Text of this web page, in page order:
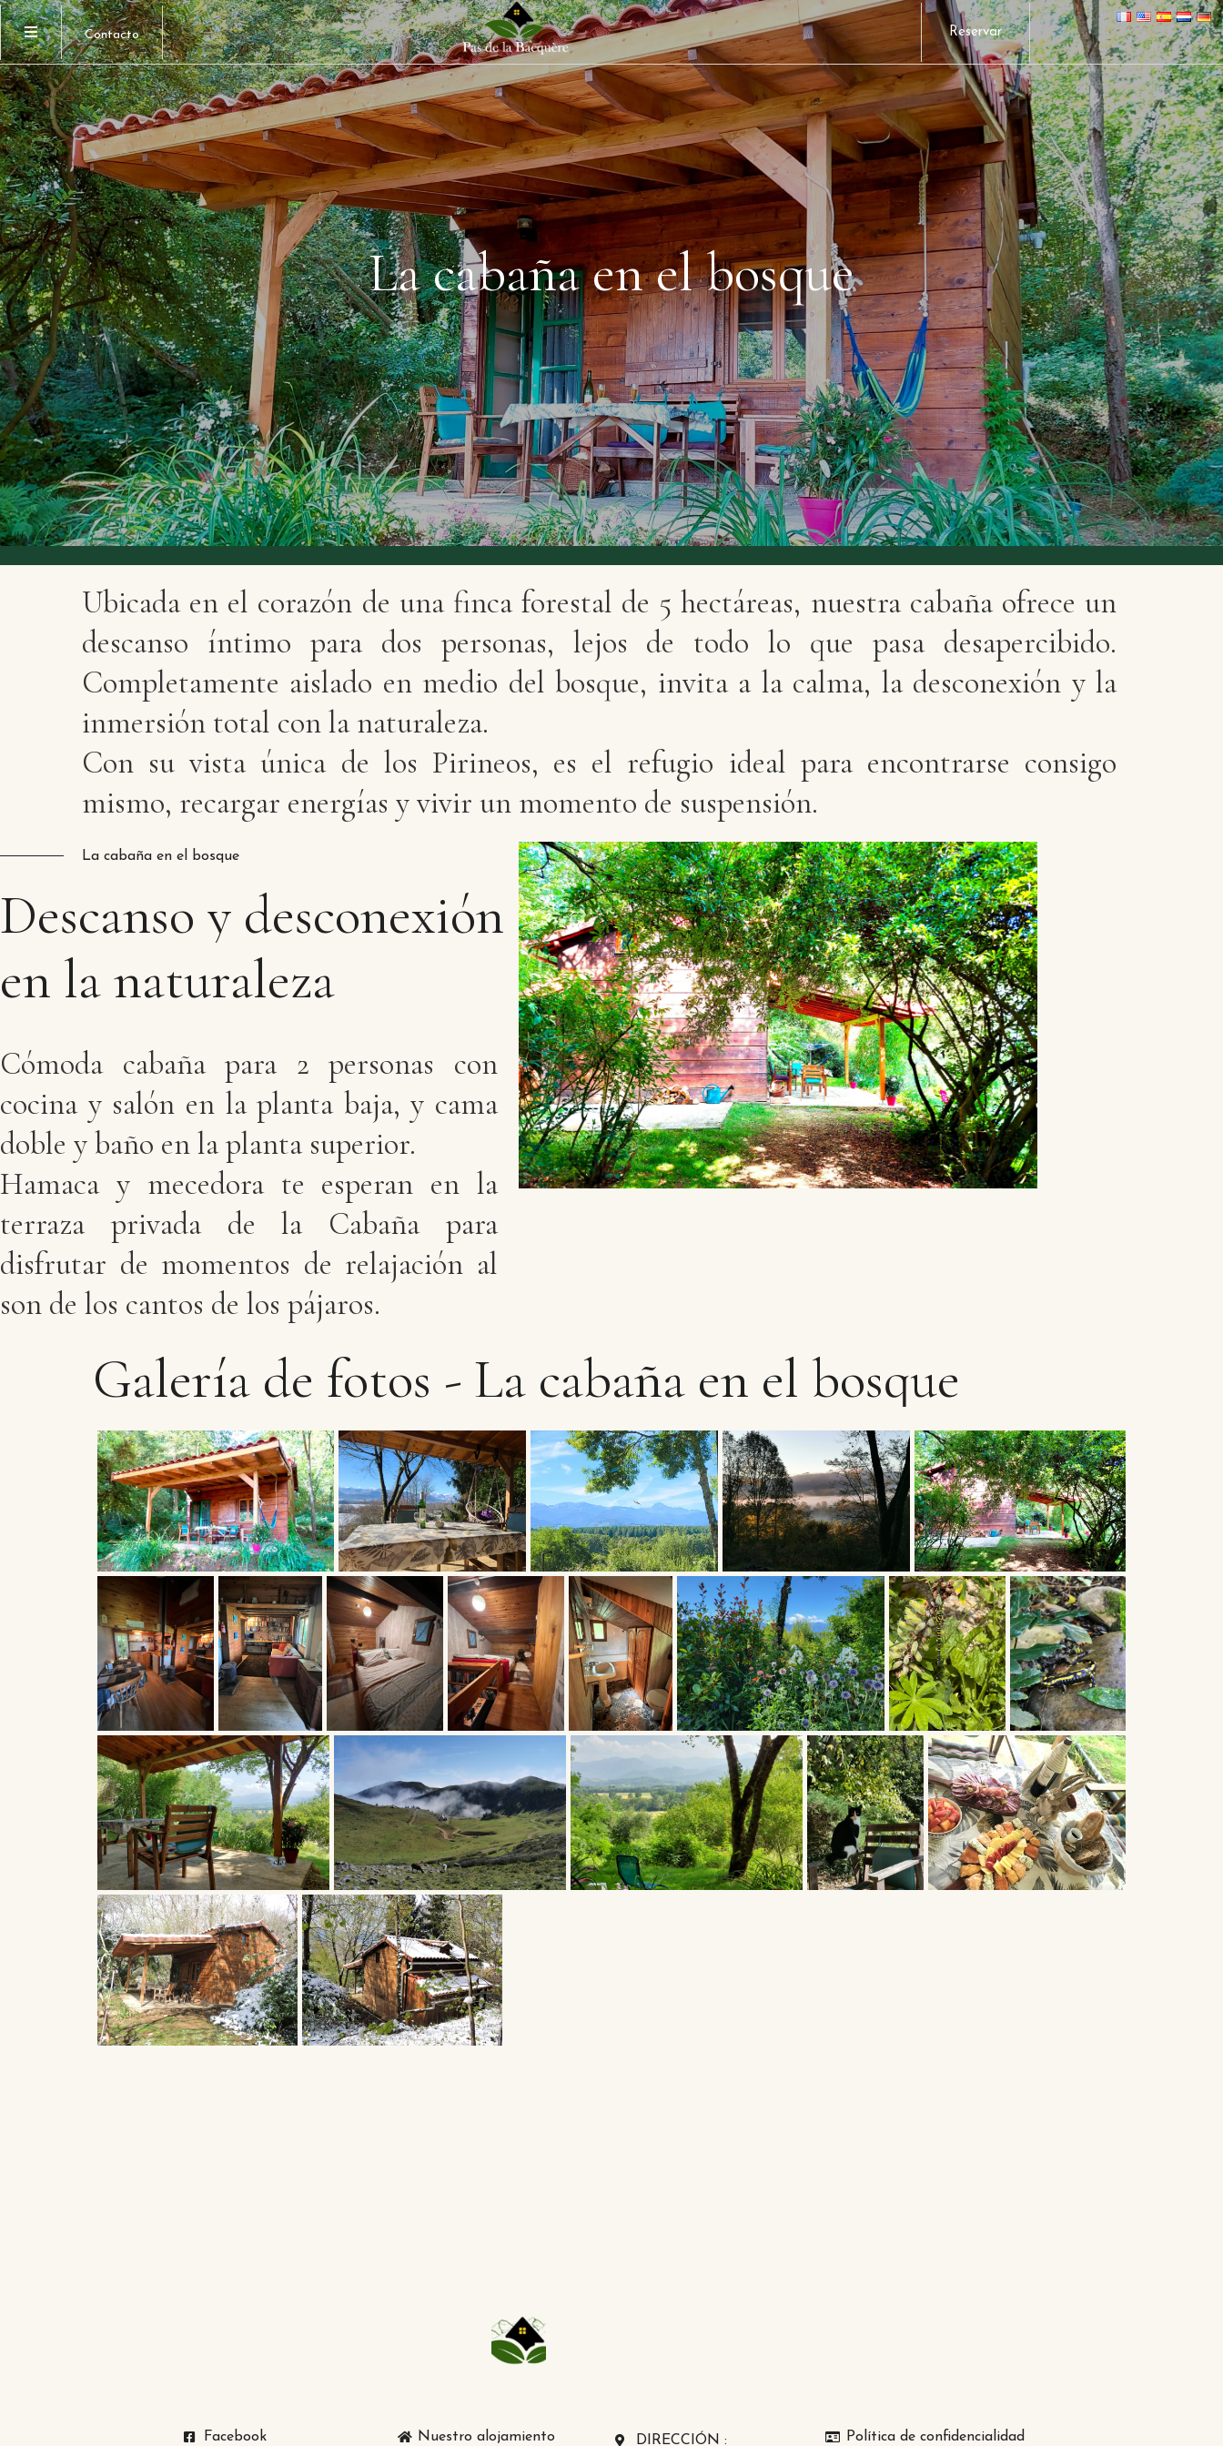
Contacto Reservar
La cabaña en el bosque
Ubicada en el corazón de una finca forestal de 5 hectáreas, nuestra cabaña ofrece un
descanso íntimo para dos personas, lejos de todo lo que pasa desapercibido.
Completamente aislado en medio del bosque, invita a la calma, la desconexión y la
inmersión total con la naturaleza.
Con su vista única de los Pirineos, es el refugio ideal para encontrarse consigo
mismo, recargar energías y vivir un momento de suspensión.
La cabaña en el bosque
Descanso y desconexión
en lanaturaleza
Cómoda cabaña para 2 personas con
cocina y salón en la planta baja, y cama
doble y baño en la planta superior.
Hamaca y mecedora te esperan en la
terraza privada de la Cabaña para
disfrutar de momentos de relajación al
son de los cantos de los pájaros.
Galería de fotos - La cabaña en el bosque
Facebook Nuestro alojamiento DIRECCIÓN : Política de confidencialidad